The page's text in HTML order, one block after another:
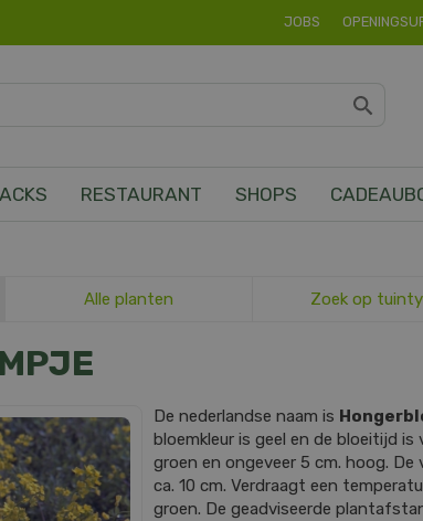
JOBS
RESTAURANT SHOPS
Alle planten Zoek op
De nederlandse naam is
bloemkleur is geel en de bloeitijd
groen en ongeveer 5 cm. hoog.
ca. 10 cm. Verdraagt een
groen. De geadviseerde